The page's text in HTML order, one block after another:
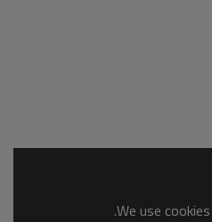
We use